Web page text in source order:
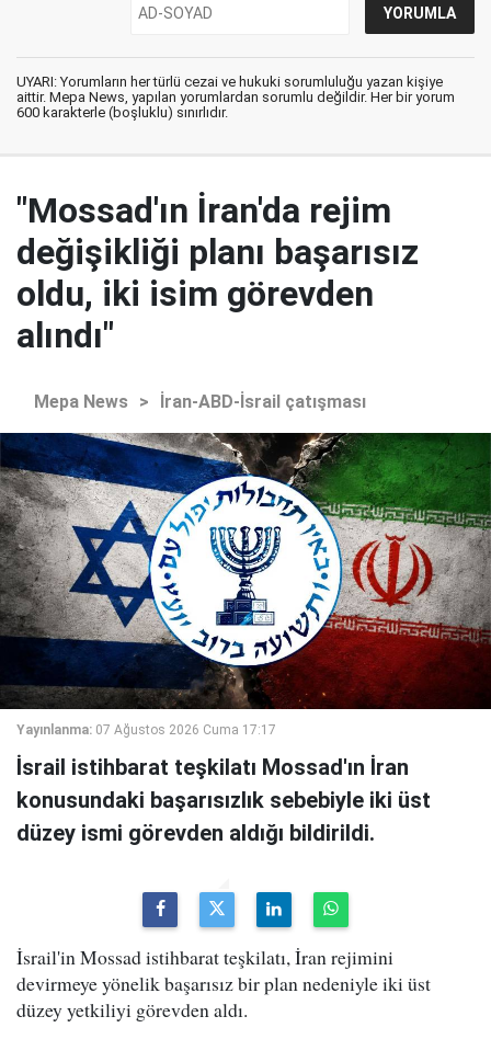
UYARI: Yorumların her türlü cezai ve hukuki sorumluluğu yazan kişiye
aittir. Mepa News, yapılan yorumlardan sorumlu değildir. Her bir yorum
600 karakterle (boşluklu) sınırlıdır.
"Mossad'ın İran'da rejim
değişikliği planı başarısız
oldu, iki isim görevden
alındı"
Mepa News > İran-ABD-İsrail çatışması
Yayınlanma: 07 Ağustos 2026 Cuma 17:17
İsrail istihbarat teşkilatı Mossad'ın İran
konusundaki başarısızlık sebebiyle iki üst
düzey ismi görevden aldığı bildirildi.
İsrail'in Mossad istihbarat teşkilatı, İran rejimini
devirmeye yönelik başarısız bir plan nedeniyle iki üst
düzey yetkiliyi görevden aldı.